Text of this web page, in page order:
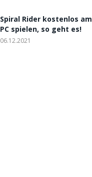
Spiral Rider kostenlos am
PC spielen, so geht es!
06.12.2021